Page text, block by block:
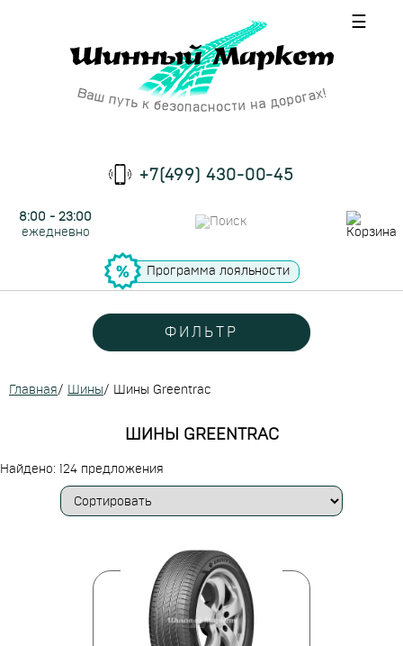
☰
+7(499) 430-00-45
8:00 - 23:00
ежедневно
Программа лояльности
ФИЛЬТР
Главная/ Шины/ Шины Greentrac
ШИНЫ GREENTRAC
Найдено: 124 предложения